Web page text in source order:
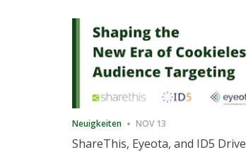
Neuigkeiten NOV 13
ShareThis, Eyeota, and ID5